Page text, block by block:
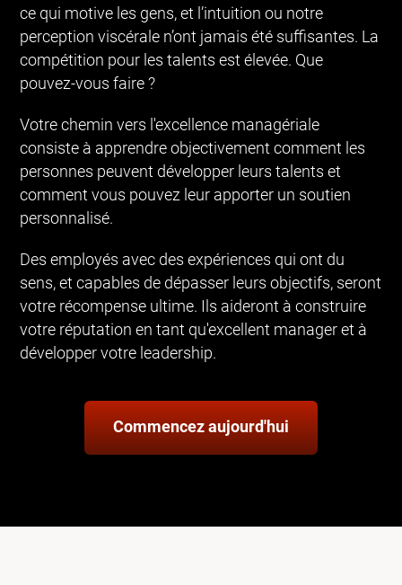
ce qui motive les gens, et l’intuition ou notre
perception viscérale n’ont jamais été suffisantes. La
compétition pour les talents est élevée. Que
pouvez-vous faire ?
Votre chemin vers l'excellence managériale
consiste à apprendre objectivement comment les
personnes peuvent développer leurs talents et
comment vous pouvez leur apporter un soutien
personnalisé.
Des employés avec des expériences qui ont du
sens, et capables de dépasser leurs objectifs, seront
votre récompense ultime. Ils aideront à construire
votre réputation en tant qu'excellent manager et à
développer votre leadership.
Commencez aujourd'hui